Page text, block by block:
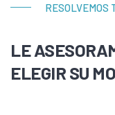
RESOLVEMOS
LE
ELEGIR SU